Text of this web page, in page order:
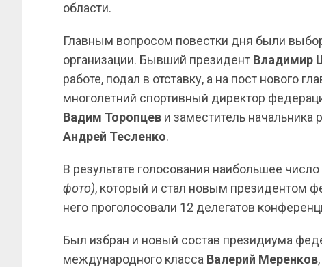
области.
Главным вопросом повестки дня были
организации. Бывший президент Владимир
работе, подал в отставку, а на пост нового
многолетний спортивный директор
Вадим Торопцев и заместитель начальника
Андрей Тесленко.
В результате голосования наибольшее
фото), который и стал новым президентом
него проголосовали 12 делегатов
Был избран и новый состав президиума
международного класса Валерий Меренков